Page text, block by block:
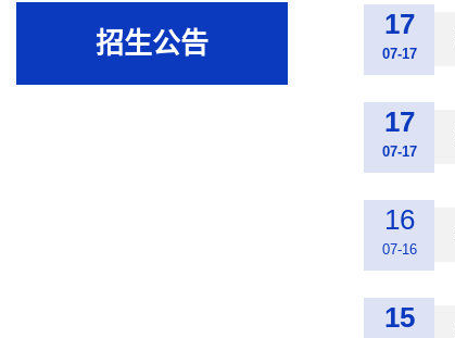
招生公告
17
07-17
17
07-17
16
07-16
15